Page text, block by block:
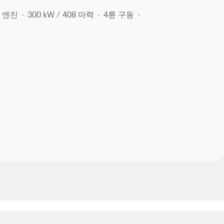
진 300 kW / 408 마력
4륜 구동